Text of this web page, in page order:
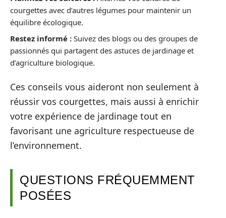
courgettes avec d’autres légumes pour maintenir un
équilibre écologique.
Restez informé : Suivez des blogs ou des groupes de
passionnés qui partagent des astuces de jardinage et
d’agriculture biologique.
Ces conseils vous aideront non seulement à
réussir vos courgettes, mais aussi à enrichir
votre expérience de jardinage tout en
favorisant une agriculture respectueuse de
l’environnement.
QUESTIONS FRÉQUEMMENT
POSÉES